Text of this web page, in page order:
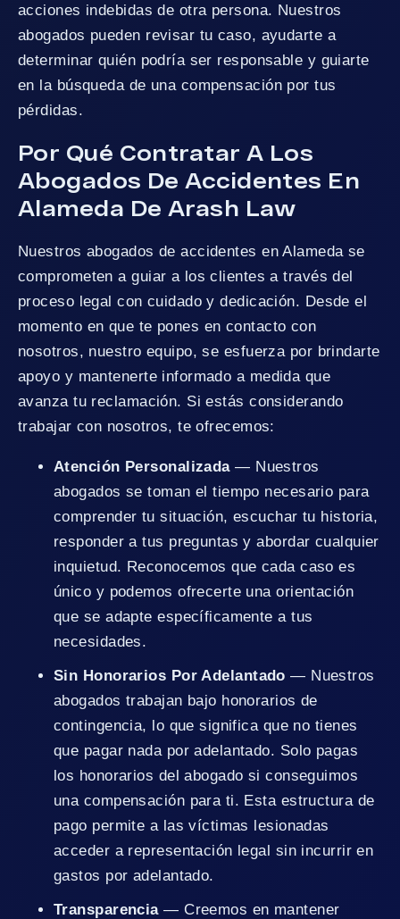
acciones indebidas de otra persona. Nuestros
abogados pueden revisar tu caso, ayudarte a
determinar quién podría ser responsable y guiarte
en la búsqueda de una compensación por tus
pérdidas.
Por Qué Contratar A Los
Abogados De Accidentes En
Alameda De Arash Law
Nuestros abogados de accidentes en Alameda se
comprometen a guiar a los clientes a través del
proceso legal con cuidado y dedicación. Desde el
momento en que te pones en contacto con
nosotros, nuestro equipo, se esfuerza por brindarte
apoyo y mantenerte informado a medida que
avanza tu reclamación. Si estás considerando
trabajar con nosotros, te ofrecemos:
Atención Personalizada— Nuestros
abogados se toman el tiempo necesario para
comprender tu situación, escuchar tu historia,
responder a tus preguntas y abordar cualquier
inquietud. Reconocemos que cada caso es
único y podemos ofrecerte una orientación
que se adapte específicamente a tus
necesidades.
Sin Honorarios Por Adelantado — Nuestros
abogados trabajan bajo honorarios de
contingencia, lo que significa que no tienes
que pagar nada por adelantado. Solo pagas
los honorarios del abogado si conseguimos
una compensación para ti. Esta estructura de
pago permite a las víctimas lesionadas
acceder a representación legal sin incurrir en
gastos por adelantado.
Transparencia— Creemos en mantener